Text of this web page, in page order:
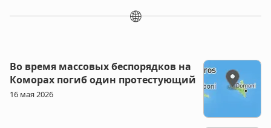
🌐
Во время массовых беспорядков на
Коморах погиб один протестующий
16 мая 2026